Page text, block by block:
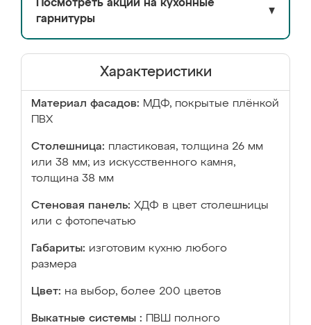
Посмотреть акции на кухонные
гарнитуры
▼
Характеристики
Материал фасадов: МДФ, покрытые плёнкой
ПВХ
Столешница: пластиковая, толщина 26 мм
или 38 мм; из искусственного камня,
толщина 38 мм
Стеновая панель: ХДФ в цвет столешницы
или с фотопечатью
Габариты: изготовим кухню любого
размера
Цвет: на выбор, более 200 цветов
Выкатные системы :
ПВШ полного